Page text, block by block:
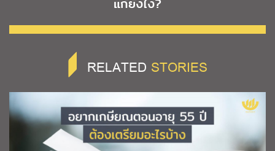
แก้ยังไง?
RELATED STORIES